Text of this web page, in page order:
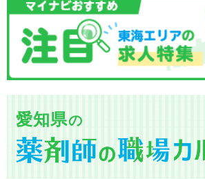
愛知県の